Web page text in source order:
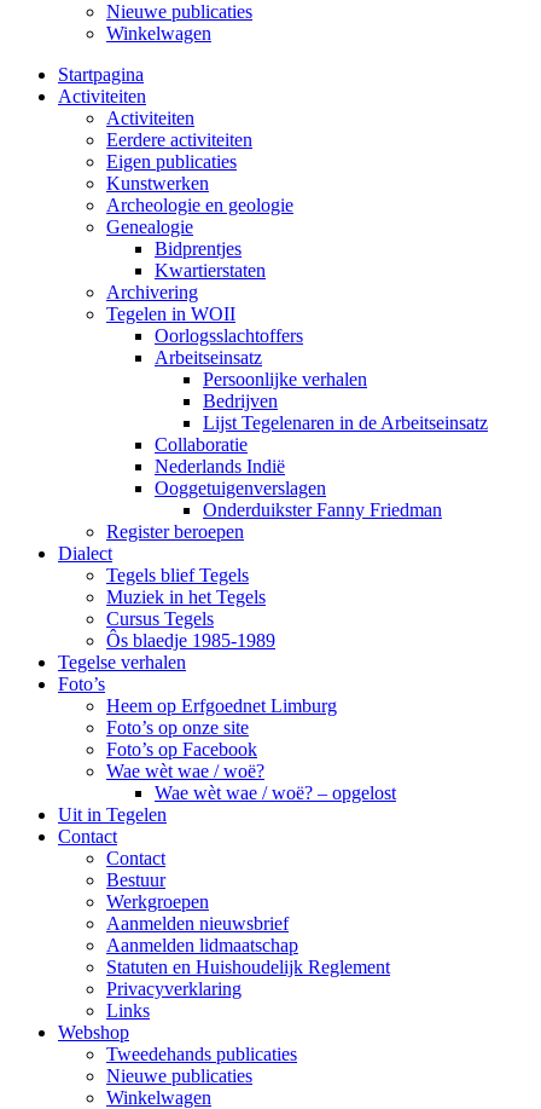
Nieuwe publicaties
Winkelwagen
Startpagina
Activiteiten
Activiteiten
Eerdere activiteiten
Eigen publicaties
Kunstwerken
Archeologie en geologie
Genealogie
Bidprentjes
Kwartierstaten
Archivering
Tegelen in WOII
Oorlogsslachtoffers
Arbeitseinsatz
Persoonlijke verhalen
Bedrijven
Lijst Tegelenaren in de Arbeitseinsatz
Collaboratie
Nederlands Indië
Ooggetuigenverslagen
Onderduikster Fanny Friedman
Register beroepen
Dialect
Tegels blief Tegels
Muziek in het Tegels
Cursus Tegels
Ôs blaedje 1985-1989
Tegelse verhalen
Foto’s
Heem op Erfgoednet Limburg
Foto’s op onze site
Foto’s op Facebook
Wae wèt wae / woë?
Wae wèt wae / woë? – opgelost
Uit in Tegelen
Contact
Contact
Bestuur
Werkgroepen
Aanmelden nieuwsbrief
Aanmelden lidmaatschap
Statuten en Huishoudelijk Reglement
Privacyverklaring
Links
Webshop
Tweedehands publicaties
Nieuwe publicaties
Winkelwagen